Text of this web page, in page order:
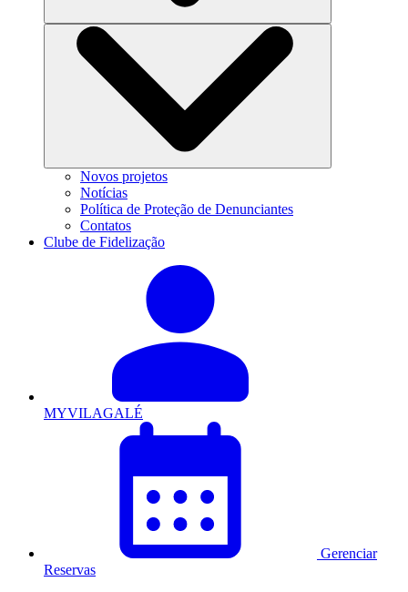
Novos projetos
Notícias
Política de Proteção de Denunciantes
Contatos
Clube de Fidelização
MYVILAGALÉ
Gerenciar
Reservas